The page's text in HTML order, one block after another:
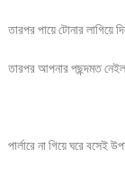
তারপর পায়ে টোনার লাগিয়ে
তারপর আপনার পছন্দমত
পার্লারে না গিয়ে ঘরে